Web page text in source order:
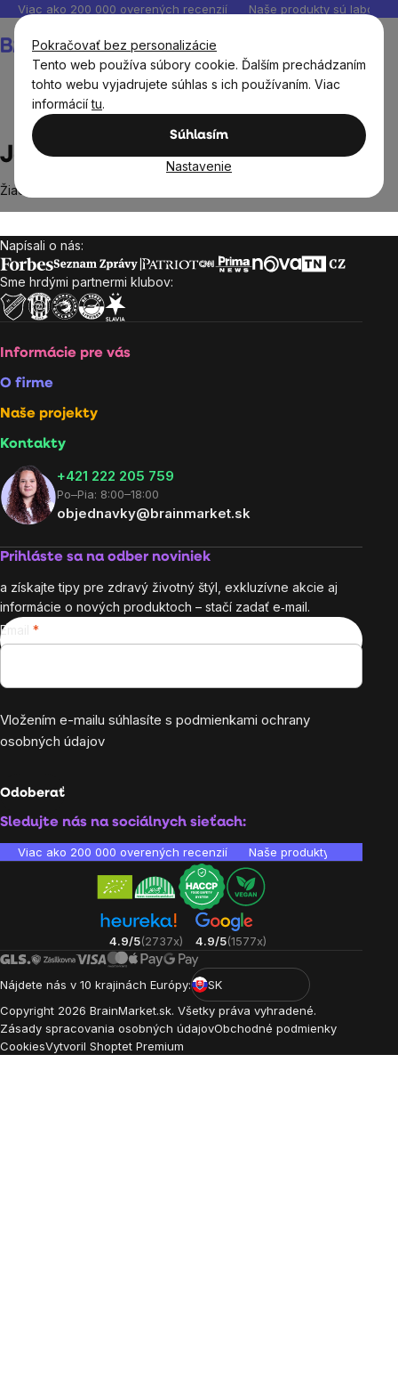
Pokračovať bez personalizácie
Tento web používa súbory cookie. Ďalším prechádzaním
tohto webu vyjadrujete súhlas s ich používaním. Viac
informáciítu.
Súhlasím
Nastavenie
Prejsť
obsah
Viac ako 200 000 overených recenzií Naše produkty sú
košík
Jamie
Jamie
Žiadne produkty značky
Zápätie
Napísali o nás:
Sme hrdými partnermi klubov:
Informácie pre vás
O firme
Naše projekty
Kontakty
+421 222 205 759
Po–Pia: 8:00–18:00
objednavky@brainmarket.sk
Prihláste sa na odber noviniek
a získajte tipy pre zdravý životný štýl, exkluzívne akcie aj
informácie o nových produktoch – stačí zadať e‑mail.
Email
Vložením e-mailu súhlasíte s podmienkami ochrany
osobných údajov
Odoberať
Sledujte nás na sociálnych sieťach:
Viac ako 200 000 overených recenzií Naše produkty sú
4.9/5(2737x) 4.9/5(1577x)
Nájdete nás v 10 krajinách Európy:
SK
Copyright 2026 BrainMarket.sk. Všetky práva vyhradené.
Zásady spracovania osobných údajovObchodné podmienky
CookiesVytvoril Shoptet Premium